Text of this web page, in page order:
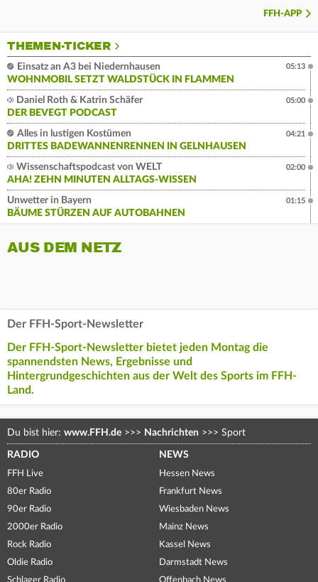
FFH-APP
THEMEN-TICKER
Einsatz an A3 bei Niedernhausen
WOHNMOBIL SETZT WALDSTÜCK IN FLAMMEN
05:13
Daniel Roth & Katrin Schäfer
DER BEVEGT PODCAST
05:00
Alles in lustigen Kostümen
DRITTES BADEWANNENRENNEN IN GELNHAUSEN
04:21
Wissenschaftspodcast von WELT
AHA! ZEHN MINUTEN ALLTAGS-WISSEN
02:00
Unwetter in Bayern
BÄUME STÜRZEN AUF AUTOBAHNEN
01:15
AUS DEM NETZ
Der FFH-Sport-Newsletter
Der FFH-Sport-Newsletter bietet jeden Montag die
spannendsten News, Ergebnisse und
Hintergrundgeschichten aus der Welt des Sports im FFH-
Land.
Du bist hier: www.FFH.de >>> Nachrichten >>> Sport
RADIO
FFH Live
80er Radio
90er Radio
2000er Radio
Rock Radio
Oldie Radio
NEWS
Hessen News
Frankfurt News
Wiesbaden News
Mainz News
Kassel News
Darmstadt News